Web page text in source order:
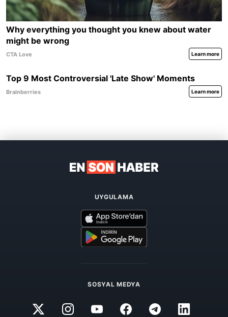
UYGULAMA
SOSYAL MEDYA